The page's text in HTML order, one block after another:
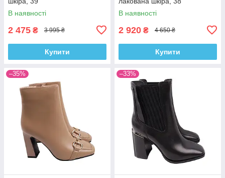
В наявності
2 475 ₴ 3 995 ₴
Купити
В наявності
2 920 ₴ 4 650 ₴
Купити
–35% –33%